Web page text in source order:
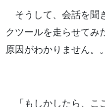
そうして、会話を聞
クツールを走らせてみ
原因がわかりません。。
「もしかしたら、こ